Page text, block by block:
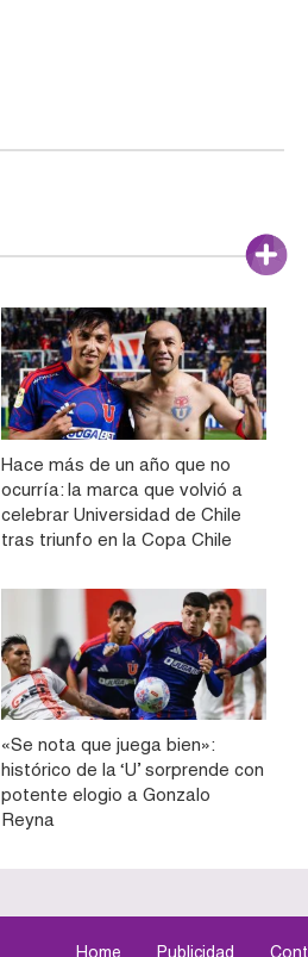
Hace más de un año que no
ocurría: la marca que volvió a
celebrar Universidad de Chile
tras triunfo en la Copa Chile
«Se nota que juega bien»:
histórico de la ‘U’ sorprende con
potente elogio a Gonzalo
Reyna
Home Publicidad